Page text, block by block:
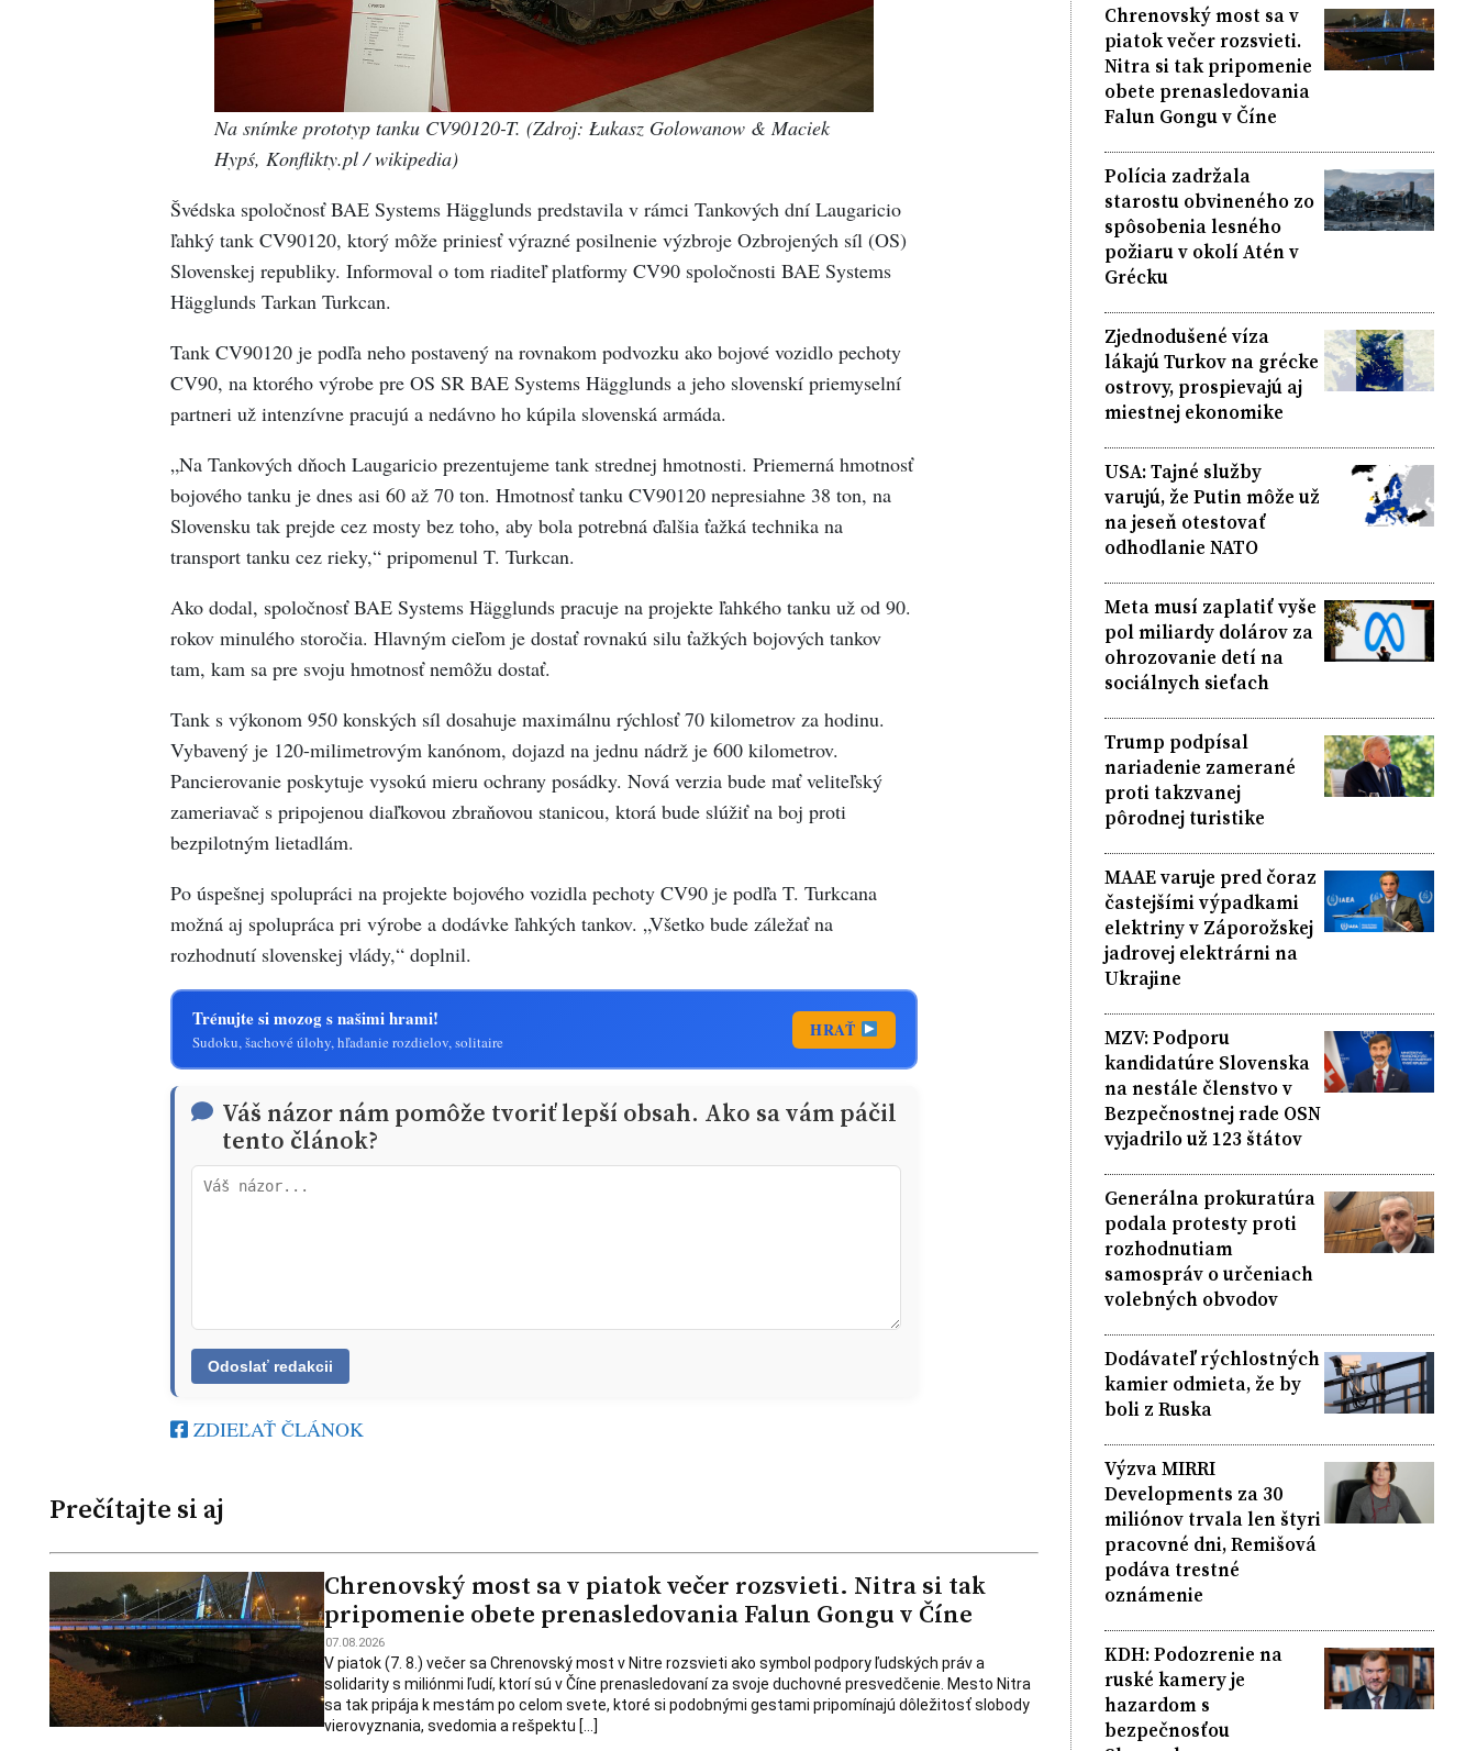
Na snímke prototyp tanku CV90120-T. (Zdroj: Łukasz Golowanow & Maciek
Hypś, Konflikty.pl / wikipedia)
Švédska spoločnosť BAE Systems Hägglunds predstavila v rámci Tankových dní Laugaricio
ľahký tank CV90120, ktorý môže priniesť výrazné posilnenie výzbroje Ozbrojených síl (OS)
Slovenskej republiky. Informoval o tom riaditeľ platformy CV90 spoločnosti BAE Systems
Hägglunds Tarkan Turkcan.
Tank CV90120 je podľa neho postavený na rovnakom podvozku ako bojové vozidlo pechoty
CV90, na ktorého výrobe pre OS SR BAE Systems Hägglunds a jeho slovenskí priemyselní
partneri už intenzívne pracujú a nedávno ho kúpila slovenská armáda.
„Na Tankových dňoch Laugaricio prezentujeme tank strednej hmotnosti. Priemerná hmotnosť
bojového tanku je dnes asi 60 až 70 ton. Hmotnosť tanku CV90120 nepresiahne 38 ton, na
Slovensku tak prejde cez mosty bez toho, aby bola potrebná ďalšia ťažká technika na
transport tanku cez rieky,“ pripomenul T. Turkcan.
Ako dodal, spoločnosť BAE Systems Hägglunds pracuje na projekte ľahkého tanku už od 90.
rokov minulého storočia. Hlavným cieľom je dostať rovnakú silu ťažkých bojových tankov
tam, kam sa pre svoju hmotnosť nemôžu dostať.
Tank s výkonom 950 konských síl dosahuje maximálnu rýchlosť 70 kilometrov za hodinu.
Vybavený je 120-milimetrovým kanónom, dojazd na jednu nádrž je 600 kilometrov.
Pancierovanie poskytuje vysokú mieru ochrany posádky. Nová verzia bude mať veliteľský
zameriavač s pripojenou diaľkovou zbraňovou stanicou, ktorá bude slúžiť na boj proti
bezpilotným lietadlám.
Po úspešnej spolupráci na projekte bojového vozidla pechoty CV90 je podľa T. Turkcana
možná aj spolupráca pri výrobe a dodávke ľahkých tankov. „Všetko bude záležať na
rozhodnutí slovenskej vlády,“ doplnil.
Trénujte si mozog s našimi hrami!
Sudoku, šachové úlohy, hľadanie rozdielov, solitaire
HRAŤ
Váš názor nám pomôže tvoriť lepší obsah. Ako sa vám páčil
tento článok?
ZDIEĽAŤ ČLÁNOK
Prečítajte si aj
Chrenovský most sa v piatok večer rozsvieti. Nitra si tak
pripomenie obete prenasledovania Falun Gongu v Číne
07.08.2026
V piatok (7. 8.) večer sa Chrenovský most v Nitre rozsvieti ako symbol podpory ľudských práv a
solidarity s miliónmi ľudí, ktorí sú v Číne prenasledovaní za svoje duchovné presvedčenie. Mesto Nitra
sa tak pripája k mestám po celom svete, ktoré si podobnými gestami pripomínajú dôležitosť slobody
vierovyznania, svedomia a rešpektu […]
Chrenovský most sa v
piatok večer rozsvieti.
Nitra si tak pripomenie
obete prenasledovania
Falun Gongu v Číne
Polícia zadržala
starostu obvineného zo
spôsobenia lesného
požiaru v okolí Atén v
Grécku
Zjednodušené víza
lákajú Turkov na grécke
ostrovy, prospievajú aj
miestnej ekonomike
USA: Tajné služby
varujú, že Putin môže už
na jeseň otestovať
odhodlanie NATO
Meta musí zaplatiť vyše
pol miliardy dolárov za
ohrozovanie detí na
sociálnych sieťach
Trump podpísal
nariadenie zamerané
proti takzvanej
pôrodnej turistike
MAAE varuje pred čoraz
častejšími výpadkami
elektriny v Záporožskej
jadrovej elektrárni na
Ukrajine
MZV: Podporu
kandidatúre Slovenska
na nestále členstvo v
Bezpečnostnej rade OSN
vyjadrilo už 123 štátov
Generálna prokuratúra
podala protesty proti
rozhodnutiam
samospráv o určeniach
volebných obvodov
Dodávateľ rýchlostných
kamier odmieta, že by
boli z Ruska
Výzva MIRRI
Developments za 30
miliónov trvala len štyri
pracovné dni, Remišová
podáva trestné
oznámenie
KDH: Podozrenie na
ruské kamery je
hazardom s
bezpečnosťou